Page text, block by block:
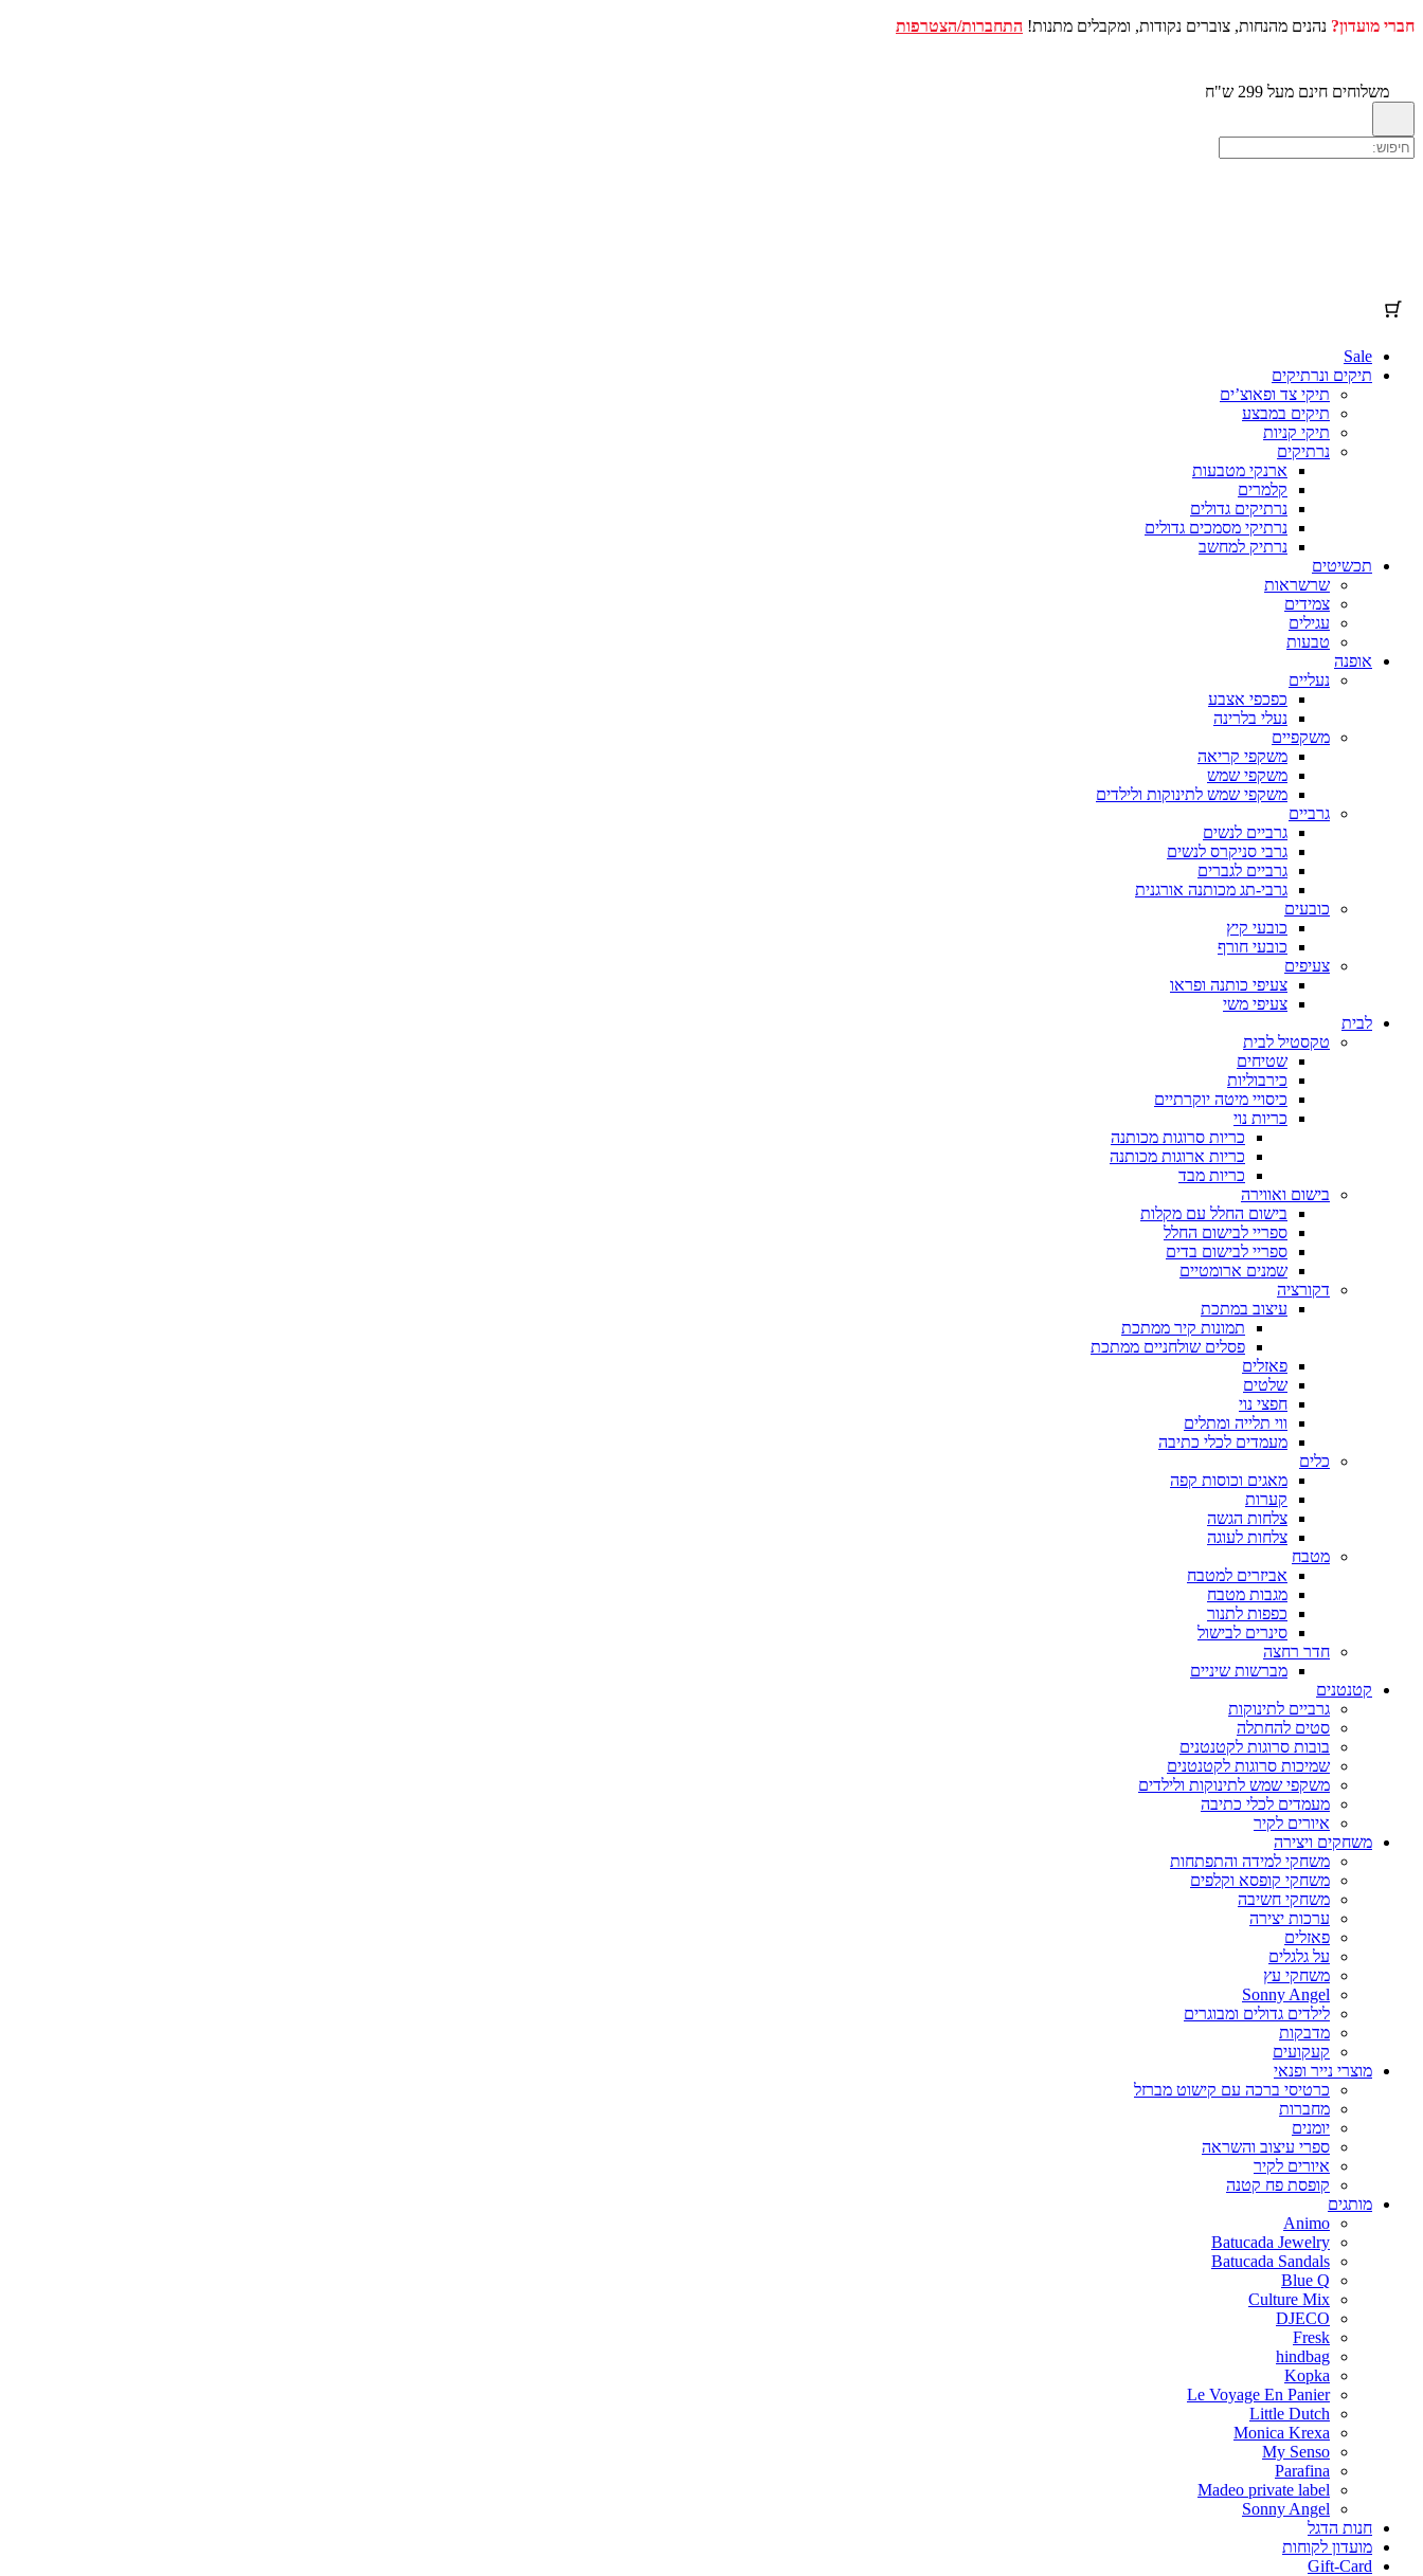
חברי מועדון? נהנים מהנחות, צוברים נקודות, ומקבלים מתנות! התחברות/הצטרפות
משלוחים חינם מעל 299 ש"ח
Sale
תיקים ונרתיקים
תיקי צד ופאוצ’ים
תיקים במבצע
תיקי קניות
נרתיקים
ארנקי מטבעות
קלמרים
נרתיקים גדולים
נרתיקי מסמכים גדולים
נרתיק למחשב
תכשיטים
שרשראות
צמידים
עגילים
טבעות
אופנה
נעליים
כפכפי אצבע
נעלי בלרינה
משקפיים
משקפי קריאה
משקפי שמש
משקפי שמש לתינוקות ולילדים
גרביים
גרביים לנשים
גרבי סניקרס לנשים
גרביים לגברים
גרבי-תג מכותנה אורגנית
כובעים
כובעי קיץ
כובעי חורף
צעיפים
צעיפי כותנה ופראו
צעיפי משי
לבית
טקסטיל לבית
שטיחים
כירבוליות
כיסויי מיטה יוקרתיים
כריות נוי
כריות סרוגות מכותנה
כריות ארוגות מכותנה
כריות מבד
בישום ואווירה
בישום החלל עם מקלות
ספריי לבישום החלל
ספריי לבישום בדים
שמנים ארומטיים
דקורציה
עיצוב במתכת
תמונות קיר ממתכת
פסלים שולחניים ממתכת
פאזלים
שלטים
חפצי נוי
ווי תלייה ומתלים
מעמדים לכלי כתיבה
כלים
מאגים וכוסות קפה
קערות
צלחות הגשה
צלחות לעוגה
מטבח
אביזרים למטבח
מגבות מטבח
כפפות לתנור
סינרים לבישול
חדר רחצה
מברשות שיניים
קטנטנים
גרביים לתינוקות
סטים להחתלה
בובות סרוגות לקטנטנים
שמיכות סרוגות לקטנטנים
משקפי שמש לתינוקות ולילדים
מעמדים לכלי כתיבה
איורים לקיר
משחקים ויצירה
משחקי למידה והתפתחות
משחקי קופסא וקלפים
משחקי חשיבה
ערכות יצירה
פאזלים
על גלגלים
משחקי עץ
Sonny Angel
לילדים גדולים ומבוגרים
מדבקות
קעקועים
מוצרי נייר ופנאי
כרטיסי ברכה עם קישוט מברזל
מחברות
יומנים
ספרי עיצוב והשראה
איורים לקיר
קופסת פח קטנה
מותגים
Animo
Batucada Jewelry
Batucada Sandals
Blue Q
Culture Mix
DJECO
Fresk
hindbag
Kopka
Le Voyage En Panier
Little Dutch
Monica Krexa
My Senso
Parafina
Madeo private label
Sonny Angel
חנות הדגל
מועדון לקוחות
Gift-Card
מוצרים
בעגלת
מוצר פרטים סה"כ
סכום ביניים₪0.00 המשלוח וההנחות מחושבים במהלך התשלום בקופה.